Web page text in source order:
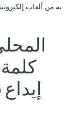
به من ألعاب